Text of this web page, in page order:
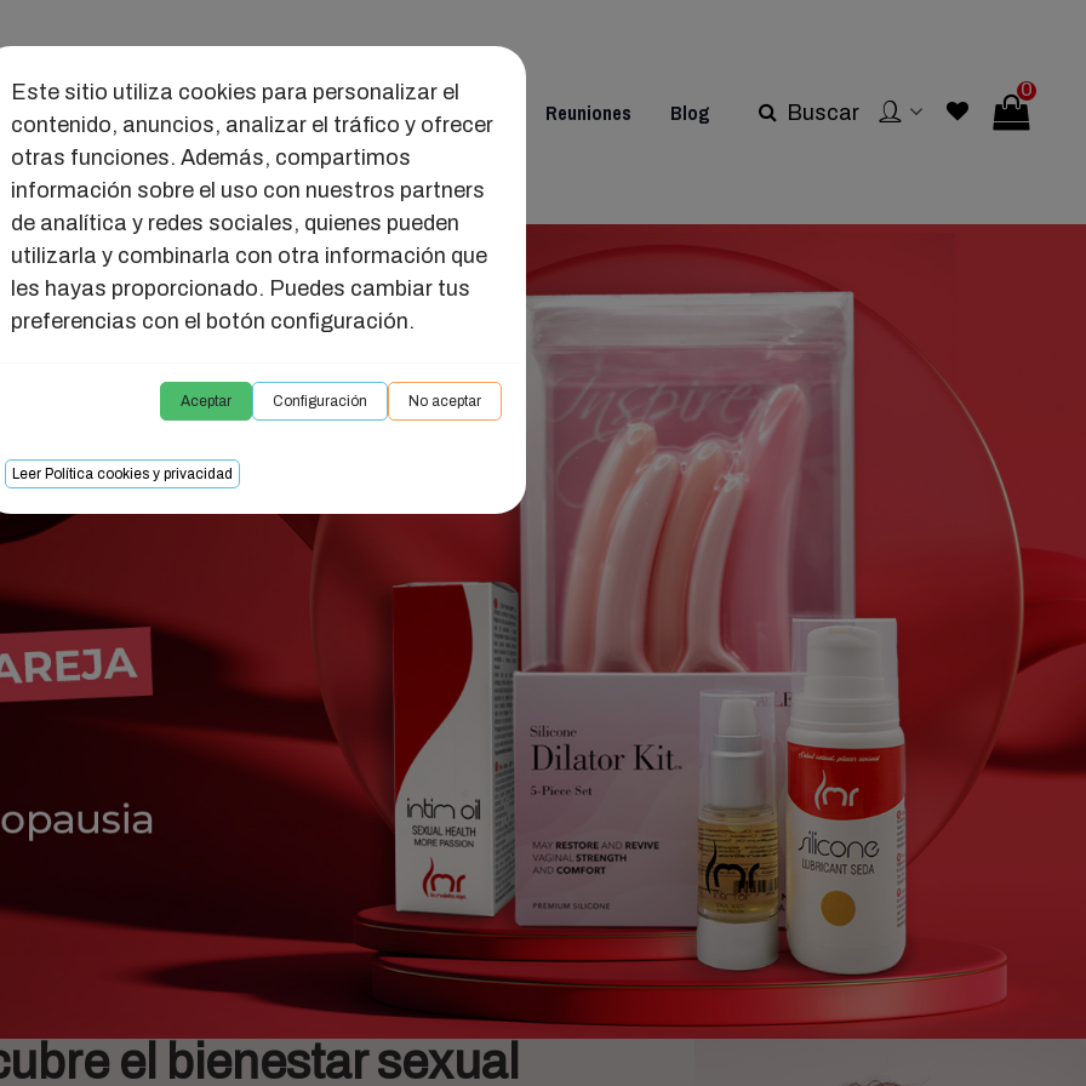
Este sitio utiliza cookies para personalizar el
contenido, anuncios, analizar el tráfico y ofrecer
otras funciones. Además, compartimos
información sobre el uso con nuestros partners
de analítica y redes sociales, quienes pueden
utilizarla y combinarla con otra información que
les hayas proporcionado. Puedes cambiar tus
preferencias con el botón configuración.
Aceptar Configuración No aceptar
Leer Política cookies y privacidad
Sexual Juguetes Seducción Salud Intima Reuniones Blog Buscar
0
el bienestar sexual